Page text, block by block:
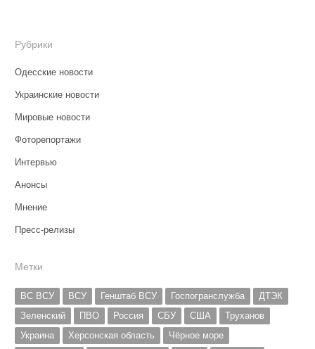
Рубрики
Одесские новости
Украинские новости
Мировые новости
Фоторепортажи
Интервью
Анонсы
Мнение
Пресс-релизы
Метки
ВС ВСУ ВСУ Генштаб ВСУ Госпогранслужба
ДТЭК
Зеленский
ПВО Россия СБУ США
Труханов
Украина
Херсонская область
Чёрное море